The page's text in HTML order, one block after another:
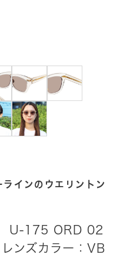
インのウエリントン
U-175 ORD 02
ンズカラー：VB